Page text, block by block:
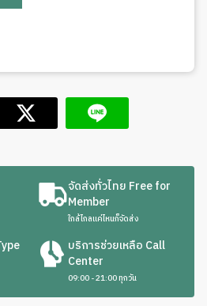
จัดส่งทั่วไทย Free for
Member
ใกล้ไกลแค่ไหนก็จัดส่ง
บริการช่วยเหลือ Call
Center
09:00 - 21:00 ทุกวัน